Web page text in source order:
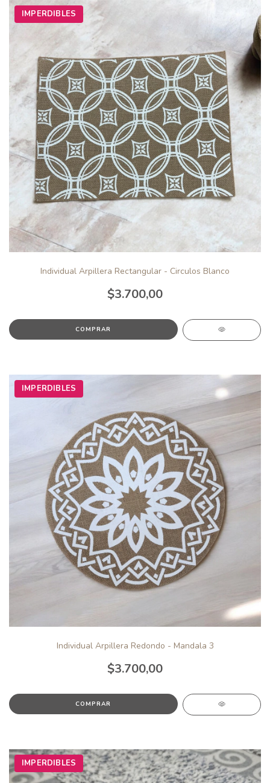
IMPERDIBLES
Individual Arpillera Rectangular - Circulos Blanco
$3.700,00
IMPERDIBLES
Individual Arpillera Redondo - Mandala 3
$3.700,00
IMPERDIBLES